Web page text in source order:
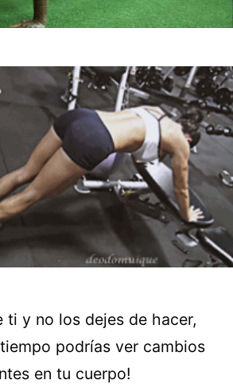
ti y no los dejes de hacer,
podrías ver cambios
en tu cuerpo!